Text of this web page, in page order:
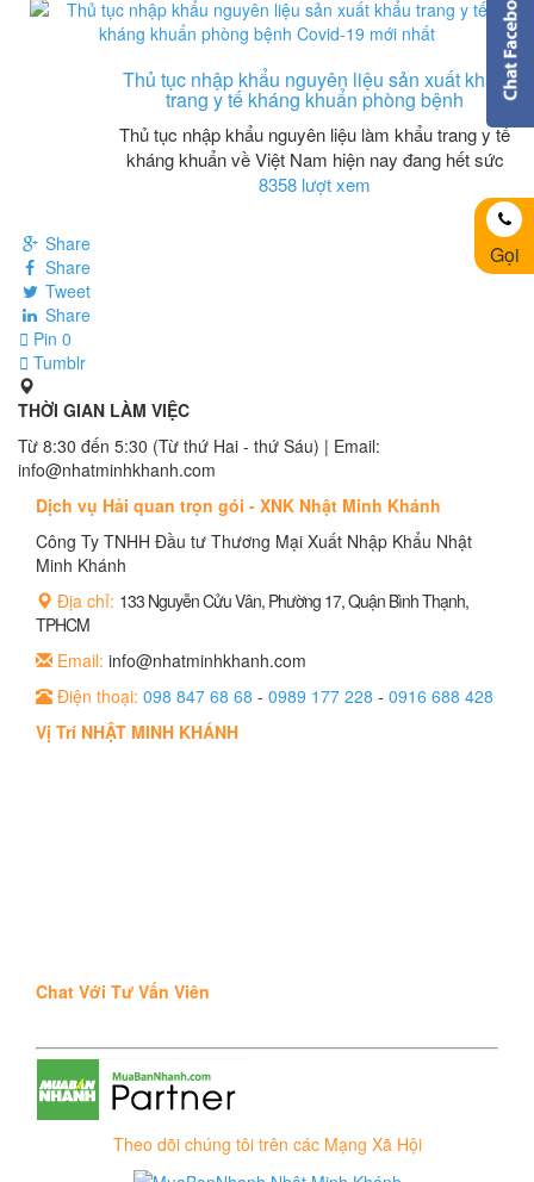
Thủ tục nhập khẩu nguyên liệu sản xuất khẩu
trang y tế kháng khuẩn phòng bệnh
Thủ tục nhập khẩu nguyên liệu làm khẩu trang y tế
kháng khuẩn về Việt Nam hiện nay đang hết sức
8358 lượt xem
Share
Share
Tweet
Share
Pin 0
Tumblr
THỜI GIAN LÀM VIỆC
Từ 8:30 đến 5:30 (Từ thứ Hai - thứ Sáu) | Email:
info@nhatminhkhanh.com
Dịch vụ Hải quan trọn gói - XNK Nhật Minh Khánh
Công Ty TNHH Đầu tư Thương Mại Xuất Nhập Khẩu Nhật
Minh Khánh
Địa chỉ: 133 Nguyễn Cửu Vân, Phường 17, Quận Bình Thạnh,
TPHCM
Email: info@nhatminhkhanh.com
Điện thoại: 098 847 68 68 - 0989 177 228 - 0916 688 428
Vị Trí NHẬT MINH KHÁNH
Chat Với Tư Vấn Viên
Theo dõi chúng tôi trên các Mạng Xã Hội
Gọi